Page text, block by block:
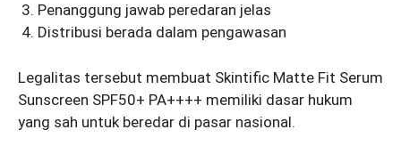
Penanggung jawab peredaran jelas
Distribusi berada dalam pengawasan
Legalitas tersebut membuat Skintific Matte Fit Serum
Sunscreen SPF50+ PA++++ memiliki dasar hukum
yang sah untuk beredar di pasar nasional.